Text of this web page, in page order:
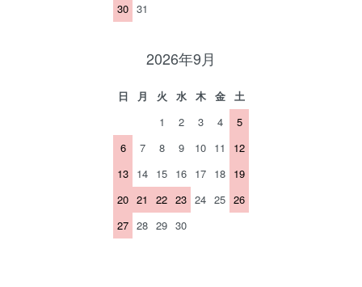
30 31
2026年9月
日 月 火 水 木 金
土
1
2 3 4
5
6
7 8 9 10 11
12
13 14 15 16 17 18 19
20 21 22 23 24 25 26
27 28 29 30